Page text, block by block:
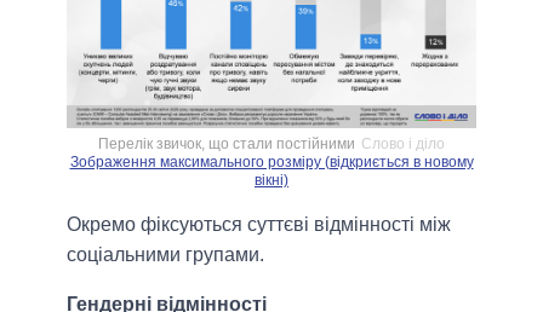
Перелік звичок, що стали постійними Слово і діло
Зображення максимального розміру (відкриється в новому
вікні)
Окремо фіксуються суттєві відмінності між
соціальними групами.
Гендерні відмінності